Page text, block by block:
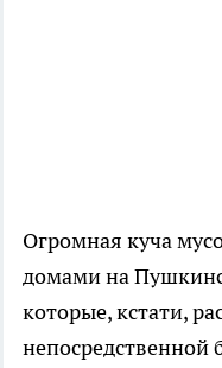
Огромная куча
домами на
которые, кстати,
непосредственной